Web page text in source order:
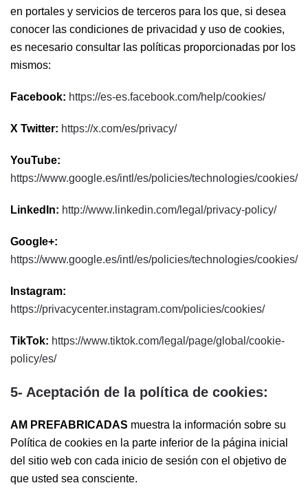
en portales y servicios de terceros para los que, si desea
conocer las condiciones de privacidad y uso de cookies,
es necesario consultar las políticas proporcionadas por los
mismos:
Facebook: https://es-es.facebook.com/help/cookies/
X Twitter: https://x.com/es/privacy/
YouTube:
https://www.google.es/intl/es/policies/technologies/cookies/
LinkedIn: http://www.linkedin.com/legal/privacy-policy/
Google+:
https://www.google.es/intl/es/policies/technologies/cookies/
Instagram:
https://privacycenter.instagram.com/policies/cookies/
TikTok: https://www.tiktok.com/legal/page/global/cookie-
policy/es/
5- Aceptación de la política de cookies:
AM PREFABRICADAS muestra la información sobre su
Política de cookies en la parte inferior de la página inicial
del sitio web con cada inicio de sesión con el objetivo de
que usted sea consciente.